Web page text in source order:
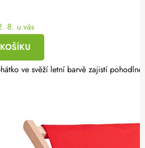
8. u vás
ve svěží letní barvě zajistí